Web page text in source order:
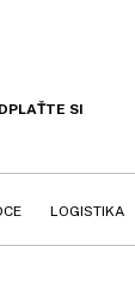
SI
LOGISTIKA